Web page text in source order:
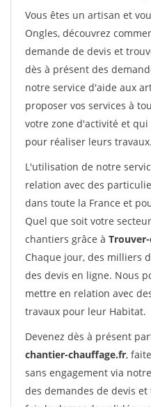
Vous êtes un artisan et
Ongles, découvrez
demande de devis et
dès à présent des
notre service d'aide aux
proposer vos services à
votre zone d'activité et
pour réaliser leurs travaux.
L'utilisation de notre
relation avec des
dans toute la France et
Quel que soit votre
chantiers grâce à
Chaque jour, des milliers
des devis en ligne. Nous
mettre en relation avec
travaux pour leur Habitat.
Devenez dès à présent
chantier-chauffage.fr,
sans engagement via
des demandes de devis